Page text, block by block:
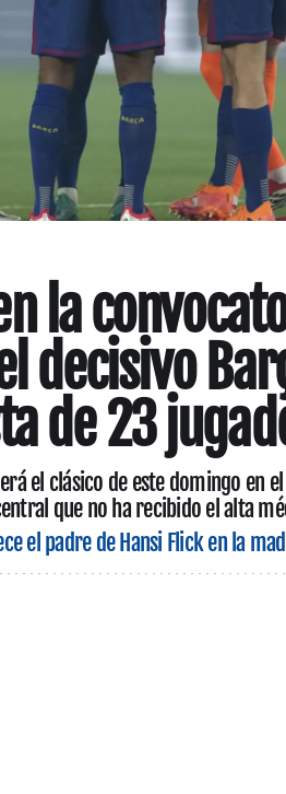
la
decisivo
de 23
el clásico de este domingo en
que no ha recibido el alta
el padre de Hansi Flick en la